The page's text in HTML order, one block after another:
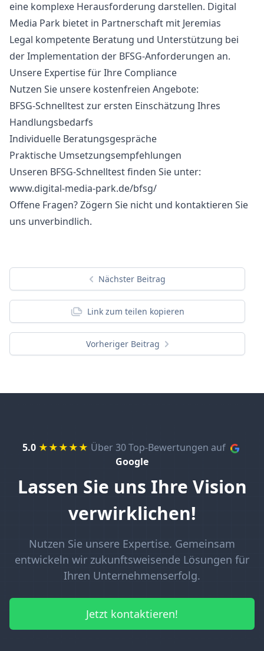
eine komplexe Herausforderung darstellen. Digital
Media Park bietet in Partnerschaft mit Jeremias
Legal kompetente Beratung und Unterstützung bei
der Implementation der BFSG-Anforderungen an.
Unsere Expertise für Ihre Compliance
Nutzen Sie unsere kostenfreien Angebote:
BFSG-Schnelltest zur ersten Einschätzung Ihres
Handlungsbedarfs
Individuelle Beratungsgespräche
Praktische Umsetzungsempfehlungen
Unseren BFSG-Schnelltest finden Sie unter:
www.digital-media-park.de/bfsg/
Offene Fragen? Zögern Sie nicht und kontaktieren Sie
uns unverbindlich.
Nächster Beitrag
Link zum teilen kopieren
Vorheriger Beitrag
5.0 ★★★★★ Über 30 Top-Bewertungen auf
Google
Lassen Sie uns Ihre Vision
verwirklichen!
Nutzen Sie unsere Expertise. Gemeinsam
entwickeln wir zukunftsweisende Lösungen für
Ihren Unternehmenserfolg.
Jetzt kontaktieren!